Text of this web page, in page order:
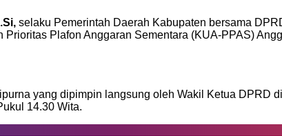
selaku Pemerintah Daerah Kabupaten bersama
Plafon Anggaran Sementara (KUA-PPAS)
yang dipimpin langsung oleh Wakil Ketua DPRD
14.30 Wita.